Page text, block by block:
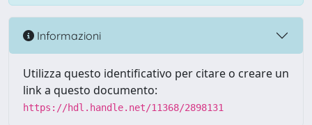
Informazioni
Utilizza questo identificativo per citare o creare un
link a questo documento:
https://hdl.handle.net/11368/2898131